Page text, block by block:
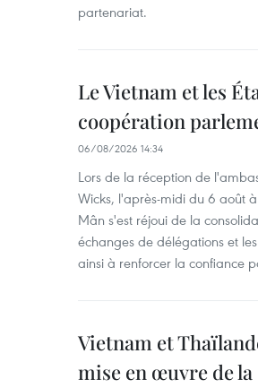
partenariat.
Le Vietnam et les
coopération
06/08/2026 14:34
Lors de la réception de
Wicks, l'après-midi du 6 août
Mân s'est réjoui de la
échanges de délégations et
ainsi à renforcer la confiance
Vietnam et
mise en œuvre de